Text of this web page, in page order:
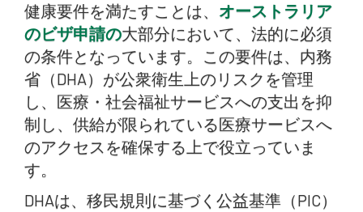
どのようなビザで健康診断免除（PIC 4007）が認め
られますか？
重要なお知らせ：重要コスト基準額（SCT）
健康上の免除を決定できるのは誰ですか？
健康免除はいつ行使できるか？
「アクセスへの不利益」とは何か？
とはどういう意味か？
健康要件を満たすことは、 オーストラリア
のビザ申請の大部分において、法的に必須
の条件となっています。この要件は、内務
省（DHA）が公衆衛生上のリスクを管理
し、医療・社会福祉サービスへの支出を抑
制し、供給が限られている医療サービスへ
のアクセスを確保する上で役立っていま
す。
DHAは、移民規則に基づく公益基準（PIC）